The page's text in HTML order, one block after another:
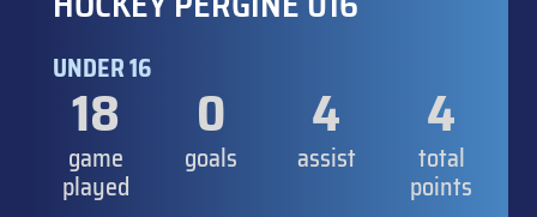
UNDER 16
18
game
played
0
goals
4
assist
4
total
points